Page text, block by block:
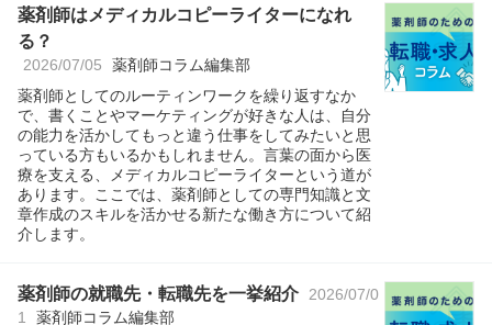
薬剤師はメディカルコピーライターになれ
る？
2026/07/05 薬剤師コラム編集部
薬剤師としてのルーティンワークを繰り返すなか
で、書くことやマーケティングが好きな人は、自分
の能力を活かしてもっと違う仕事をしてみたいと思
っている方もいるかもしれません。言葉の面から医
療を支える、メディカルコピーライターという道が
あります。ここでは、薬剤師としての専門知識と文
章作成のスキルを活かせる新たな働き方について紹
介します。
薬剤師の就職先・転職先を一挙紹介
2026/07/0
1
薬剤師コラム編集部